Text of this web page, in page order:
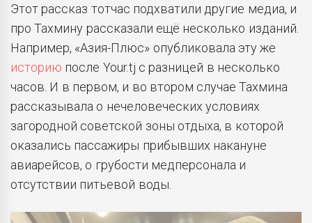
Этот рассказ тотчас подхватили другие медиа, и
про Тахмину рассказали ещё несколько изданий.
Например, «Азия-Плюс» опубликовала эту же
историю после Your.tj с разницей в несколько
часов. И в первом, и во втором случае Тахмина
рассказывала о нечеловеческих условиях
загородной советской зоны отдыха, в которой
оказались пассажиры прибывших накануне
авиарейсов, о грубости медперсонала и
отсутствии питьевой воды.